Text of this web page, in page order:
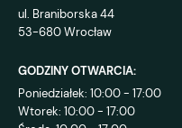
ul. Braniborska 44
53-680 Wrocław
GODZINY OTWARCIA:
Poniedziałek: 10:00 - 17:00
Wtorek: 10:00 - 17:00